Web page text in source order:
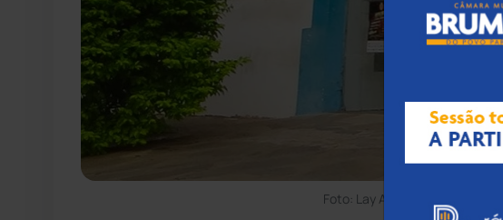
Foto: Lay Amorim/Achei